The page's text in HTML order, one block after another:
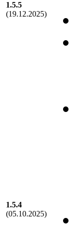
1.5.5
(19.12.2025)
1.5.4
(05.10.2025)